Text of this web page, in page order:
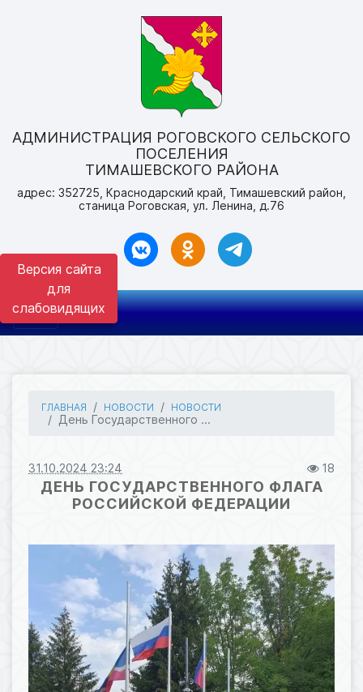
Версия сайта
для
слабовидящих
АДМИНИСТРАЦИЯ РОГОВСКОГО СЕЛЬСКОГО
ПОСЕЛЕНИЯ
ТИМАШЕВСКОГО РАЙОНА
адрес: 352725, Краснодарский край, Тимашевский район,
станица Роговская, ул. Ленина, д.76
ГЛАВНАЯ НОВОСТИ НОВОСТИ
День Государственного ...
31.10.2024 23:24 18
ДЕНЬ ГОСУДАРСТВЕННОГО ФЛАГА
РОССИЙСКОЙ ФЕДЕРАЦИИ